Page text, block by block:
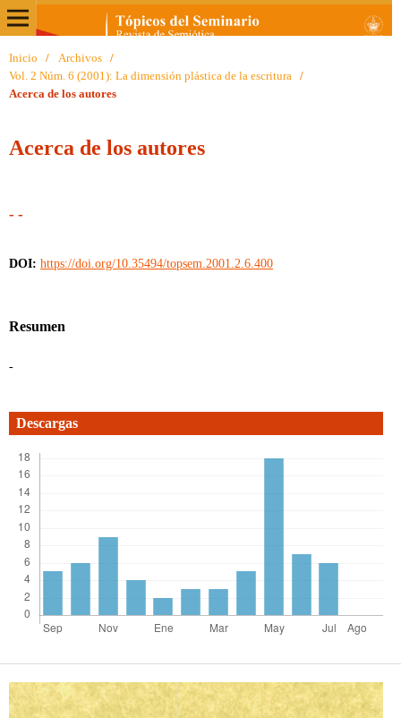
Inicio / Archivos
/
Vol. 2 Núm. 6 (2001): La dimensión plástica de la escritura
/
Acerca de los autores
Acerca de los autores
- -
DOI: https://doi.org/10.35494/topsem.2001.2.6.400
Resumen
-
Descargas